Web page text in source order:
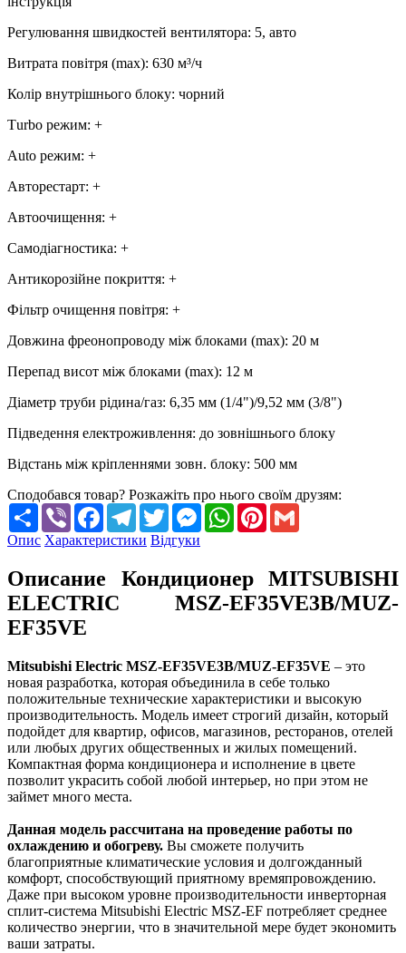
Регулювання швидкостей вентилятора: 5, авто
Витрата повітря (max): 630 м³/ч
Колір внутрішнього блоку: чорний
Тurbo режим: +
Аuto режим: +
Авторестарт: +
Автоочищення: +
Самодіагностика: +
Антикорозійне покриття: +
Фільтр очищення повітря: +
Довжина фреонопроводу між блоками (max): 20 м
Перепад висот між блоками (max): 12 м
Діаметр труби рідина/газ: 6,35 мм (1/4")/9,52 мм (3/8")
Підведення електроживлення: до зовнішнього блоку
Відстань між кріпленнями зовн. блоку: 500 мм
Сподобався товар? Розкажіть про нього своїм друзям:
Share Viber FacebookTelegramTwitterMessengerWhatsApp
Pinterest
Опис Характеристики Відгуки
Описание Кондиционер MITSUBISHI
ELECTRIC MSZ-EF35VE3B/MUZ-
EF35VE
Mitsubishi Electric MSZ-EF35VE3B/MUZ-EF35VE – это
новая разработка, которая объединила в себе только
положительные технические характеристики и высокую
производительность. Модель имеет строгий дизайн, который
подойдет для квартир, офисов, магазинов, ресторанов, отелей
или любых других общественных и жилых помещений.
Компактная форма кондиционера и исполнение в цвете
позволит украсить собой любой интерьер, но при этом не
займет много места.
Данная модель рассчитана на проведение работы по
охлаждению и обогреву. Вы сможете получить
благоприятные климатические условия и долгожданный
комфорт, способствующий приятному времяпровождению.
Даже при высоком уровне производительности инверторная
сплит-система Mitsubishi Electric MSZ-EF потребляет среднее
количество энергии, что в значительной мере будет экономить
ваши затраты.